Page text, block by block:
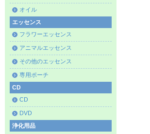
オイル
エッセンス
フラワーエッセンス
アニマルエッセンス
その他のエッセンス
専用ポーチ
CD
CD
DVD
浄化用品